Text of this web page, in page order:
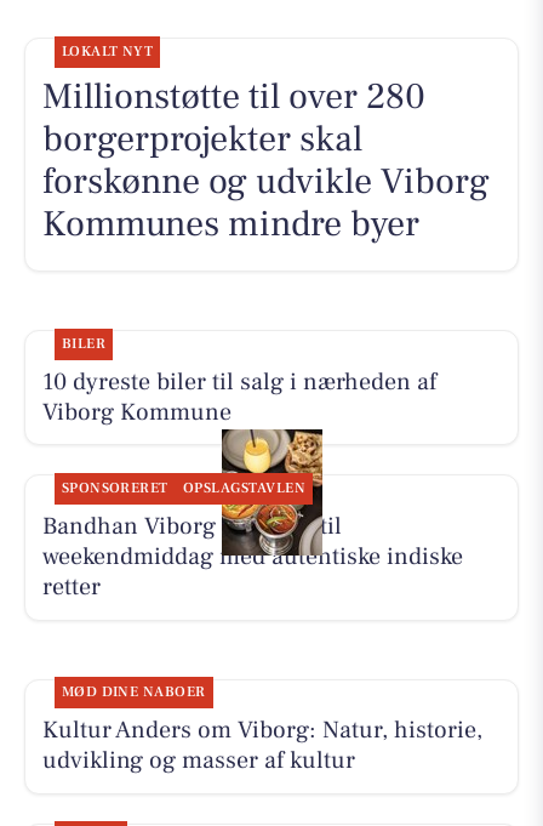
LOKALT NYT
Millionstøtte til over 280
borgerprojekter skal
forskønne og udvikle Viborg
Kommunes mindre byer
BILER
10 dyreste biler til salg i nærheden af
Viborg Kommune
SPONSORERET OPSLAGSTAVLEN
Bandhan Viborg inviterer til
weekendmiddag med autentiske indiske
retter
MØD DINE NABOER
Kultur Anders om Viborg: Natur, historie,
udvikling og masser af kultur